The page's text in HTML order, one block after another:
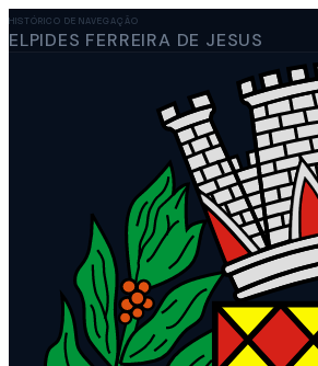
HISTÓRICO DE NAVEGAÇÃO
ELPIDES FERREIRA DE JESUS